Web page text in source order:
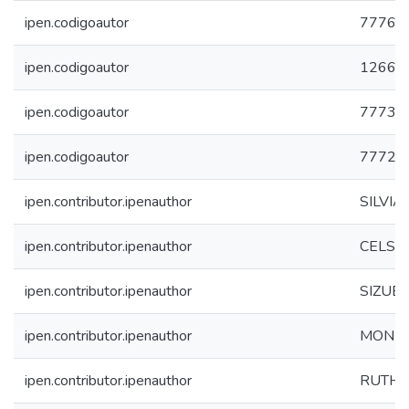
ipen.codigoautor 7776
ipen.codigoautor 1266
ipen.codigoautor 7773
ipen.codigoautor 7772
ipen.contributor.ipenauthor SILVIA
ipen.contributor.ipenauthor
ipen.contributor.ipenauthor SIZUE
ipen.contributor.ipenauthor
ipen.contributor.ipenauthor RUTH